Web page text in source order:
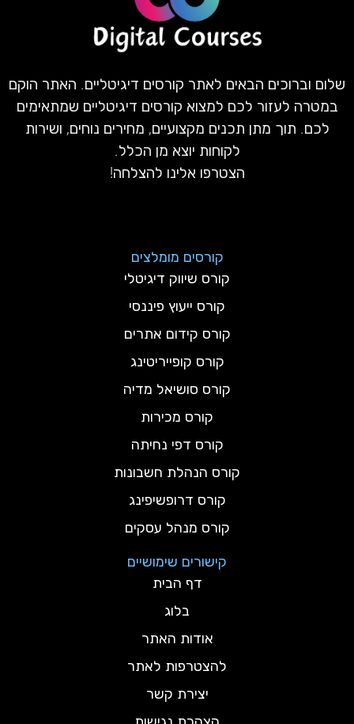
שלום וברוכים הבאים לאתר קורסים דיגיטליים. האתר הוקם
במטרה לעזור לכם למצוא קורסים דיגיטליים שמתאימים
לכם. תוך מתן תכנים מקצועיים, מחירים נוחים, ושירות
לקוחות יוצא מן הכלל.
הצטרפו אלינו להצלחה!
קורסים מומלצים
קורס שיווק דיגיטלי
קורס ייעוץ פיננסי
קורס קידום אתרים
קורס קופייריטינג
קורס סושיאל מדיה
קורס מכירות
קורס דפי נחיתה
קורס הנהלת חשבונות
קורס דרופשיפינג
קורס מנהל עסקים
קישורים שימושיים
דף הבית
בלוג
אודות האתר
להצטרפות לאתר
יצירת קשר